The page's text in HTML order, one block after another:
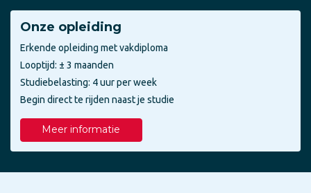
Onze opleiding
Erkende opleiding met vakdiploma
Looptijd: ± 3 maanden
Studiebelasting: 4 uur per week
Begin direct te rijden naast je studie
Meer informatie